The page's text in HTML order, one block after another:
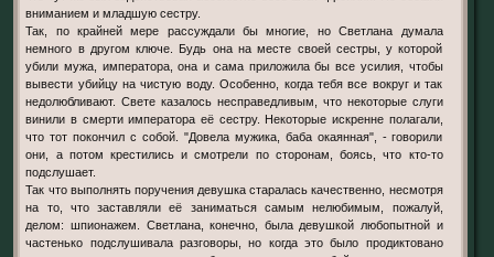
вниманием и младшую сестру.
Так, по крайней мере рассуждали бы многие, но Светлана думала
немного в другом ключе. Будь она на месте своей сестры, у которой
убили мужа, императора, она и сама приложила бы все усилия, чтобы
вывести убийцу на чистую воду. Особенно, когда тебя все вокруг и так
недолюбливают. Свете казалось несправедливым, что некоторые слуги
винили в смерти императора её сестру. Некоторые искренне полагали,
что тот покончил с собой. "Довела мужика, баба окаянная", - говорили
они, а потом крестились и смотрели по сторонам, боясь, что кто-то
подслушает.
Так что выполнять поручения девушка старалась качественно, несмотря
на то, что заставляли её заниматься самым нелюбимым, пожалуй,
делом: шпионажем. Светлана, конечно, была девушкой любопытной и
частенько подслушивала разговоры, но когда это было продиктовано